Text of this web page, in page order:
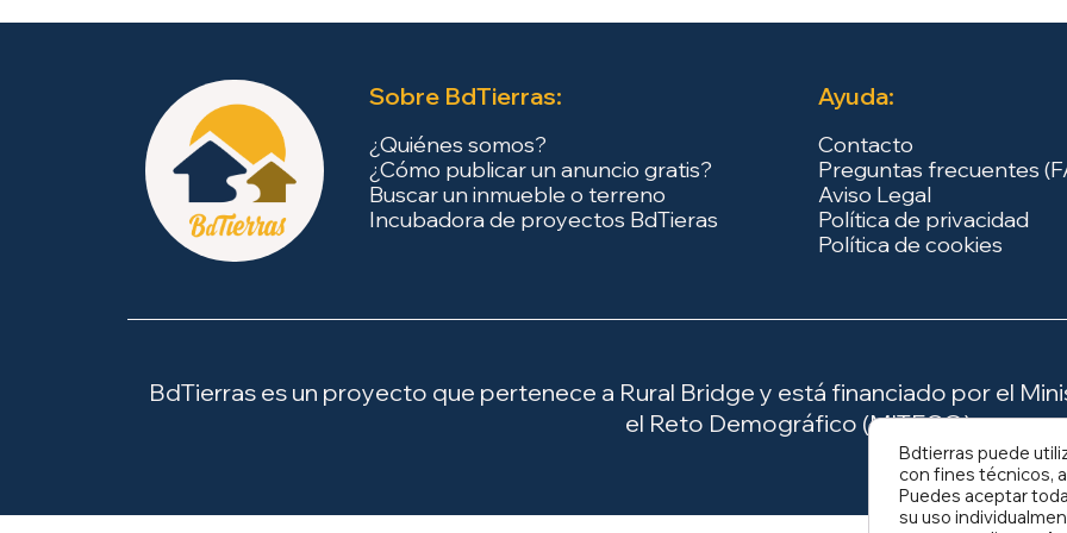
Sobre BdTierras:
¿Quiénes somos?
¿Cómo publicar un anuncio gratis?
Buscar un inmueble o terreno
Incubadora de proyectos BdTieras
Ayuda:
Contacto
Preguntas frecuentes
Aviso Legal
Política de privacidad
Política de cookies
BdTierras es un proyecto que pertenece a Rural Bridge y está financiado por el
el Reto Demográfico (MITECO).
Bdtierras puede
con fines técnicos,
Puedes aceptar
su uso